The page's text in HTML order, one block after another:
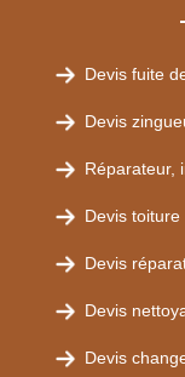
Devis fuite
Devis
Réparateur,
Devis toiture
Devis
Devis
Devis